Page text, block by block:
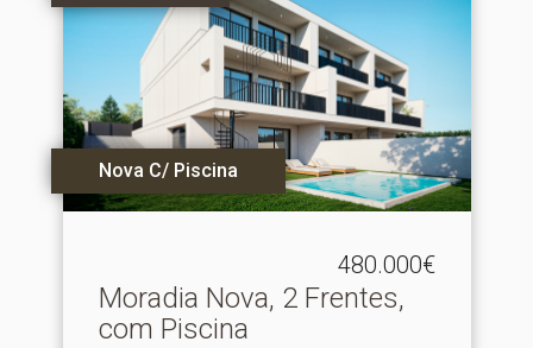
Nova C/ Piscina
480.000€
Moradia Nova, 2 Frentes,
com Piscina